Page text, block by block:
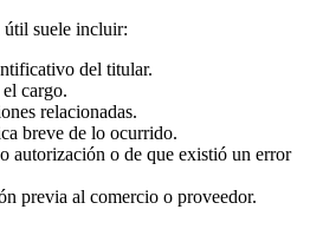
suele incluir:
del titular.
cargo.
relacionadas.
breve de lo ocurrido.
autorización o de que existió un error
previa al comercio o proveedor.